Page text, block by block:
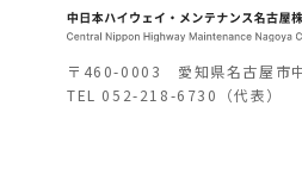
〒460-0003 愛知県名古屋市
TEL 052-218-6730（代表）